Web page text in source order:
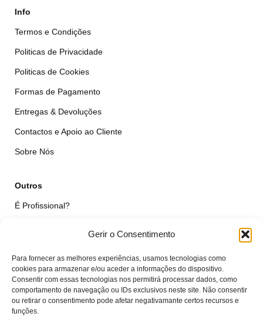
Gerir o Consentimento
Para fornecer as melhores experiências, usamos tecnologias como
cookies para armazenar e/ou aceder a informações do dispositivo.
Consentir com essas tecnologias nos permitirá processar dados, como
comportamento de navegação ou IDs exclusivos neste site. Não consentir
ou retirar o consentimento pode afetar negativamante certos recursos e
funções.
Info
Termos e Condições
Politicas de Privacidade
Politicas de Cookies
Formas de Pagamento
Entregas & Devoluções
Contactos e Apoio ao Cliente
Sobre Nós
Outros
É Profissional?
Qualidade das Peças
Minha Conta